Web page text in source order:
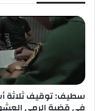
ي
ت
ا
ب
سطيف: توقيف ثلاثة